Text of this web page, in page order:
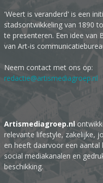
'Weert is veranderd' is een
stadsontwikkeling van 1890
te presenteren. Een idee van
van Art-is
Neem contact met ons op:
redactie@artismediagroep.nl
Artismediagroep.nl
relevante lifestyle, zakelijke,
en heeft daarvoor een aantal
social mediakanalen en
beschikking.